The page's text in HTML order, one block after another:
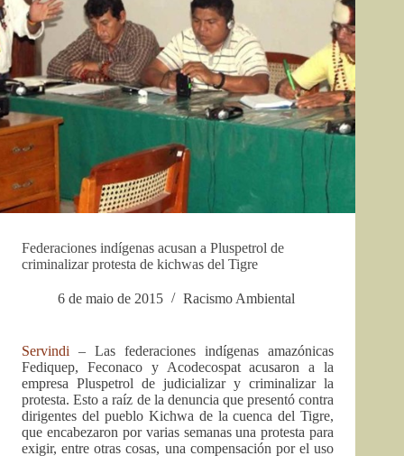
Federaciones indígenas acusan a Pluspetrol de
criminalizar protesta de kichwas del Tigre
6 de maio de 2015 Racismo Ambiental
Servindi – Las federaciones indígenas amazónicas
Fediquep, Feconaco y Acodecospat acusaron a la
empresa Pluspetrol de judicializar y criminalizar la
protesta. Esto a raíz de la denuncia que presentó contra
dirigentes del pueblo Kichwa de la cuenca del Tigre,
que encabezaron por varias semanas una protesta para
exigir, entre otras cosas, una compensación por el uso